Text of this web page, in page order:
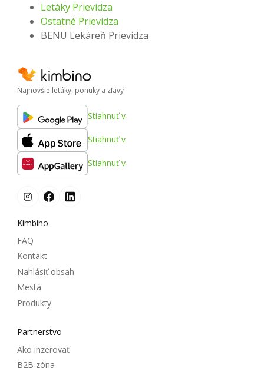
Letáky Prievidza
Ostatné Prievidza
BENU Lekáreň Prievidza
Najnovšie letáky, ponuky a zľavy
Stiahnuť v
Stiahnuť v
Stiahnuť v
Kimbino
FAQ
Kontakt
Nahlásiť obsah
Mestá
Produkty
Partnerstvo
Ako inzerovať
B2B zóna